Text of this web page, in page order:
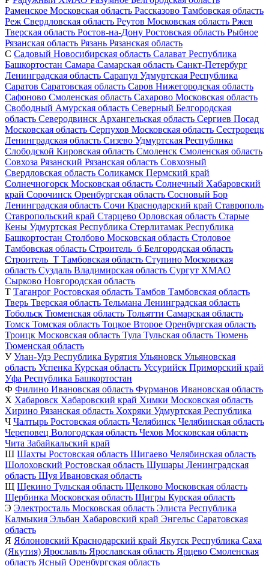
Раменское Московская область Рассказово Тамбовская область
Реж Свердловская область Реутов Московская область Ржев
Тверская область Ростов-на-Дону Ростовская область Рыбное
Рязанская область Рязань Рязанская область
С Садовый Новосибирская область Салават Республика
Башкортостан Самара Самарская область Санкт-Петербург
Ленинградская область Сарапул Удмуртская Республика
Саратов Саратовская область Саров Нижегородская область
Сафоново Смоленская область Сахарово Московская область
Свободный Амурская область Северный Белгородская
область Северодвинск Архангельская область Сергиев Посад
Московская область Серпухов Московская область Сестрорецк
Ленинградская область Сизево Удмуртская Республика
Слободской Кировская область Смоленск Смоленская область
Совхоза Рязанский Рязанская область Совхозный
Свердловская область Соликамск Пермский край
Солнечногорск Московская область Солнечный Хабаровский
край Сорочинск Оренбургская область Сосновый Бор
Ленинградская область Сочи Краснодарский край Ставрополь
Ставропольский край Старцево Орловская область Старые
Кены Удмуртская Республика Стерлитамак Республика
Башкортостан Столбово Московская область Столовое
Тамбовская область Строитель_б Белгородская область
Строитель_Т Тамбовская область Ступино Московская
область Суздаль Владимирская область Сургут ХМАО
Сырково Новгородская область
Т Таганрог Ростовская область Тамбов Тамбовская область
Тверь Тверская область Тельмана Ленинградская область
Тобольск Тюменская область Тольятти Самарская область
Томск Томская область Тоцкое Второе Оренбургская область
Троицк Московская область Тула Тульская область Тюмень
Тюменская область
У Улан-Удэ Республика Бурятия Ульяновск Ульяновская
область Успенка Курская область Уссурийск Приморский край
Уфа Республика Башкортостан
Ф Филино Ивановская область Фурманов Ивановская область
Х Хабаровск Хабаровский край Химки Московская область
Хирино Рязанская область Хохряки Удмуртская Республика
Ч Чалтырь Ростовская область Челябинск Челябинская область
Череповец Вологодская область Чехов Московская область
Чита Забайкальский край
Ш Шахты Ростовская область Шигаево Челябинская область
Шолоховский Ростовская область Шушары Ленинградская
область Шуя Ивановская область
Щ Щекино Тульская область Щелково Московская область
Щербинка Московская область Щигры Курская область
Э Электросталь Московская область Элиста Республика
Калмыкия Эльбан Хабаровский край Энгельс Саратовская
область
Я Яблоновский Краснодарский край Якутск Республика Саха
(Якутия) Ярославль Ярославская область Ярцево Смоленская
область Ясный Оренбургская область